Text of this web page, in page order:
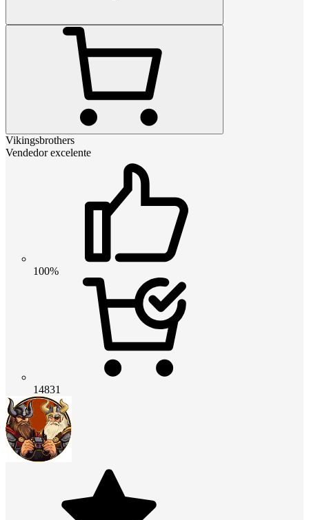
Vikingsbrothers
Vendedor excelente
100%
14831